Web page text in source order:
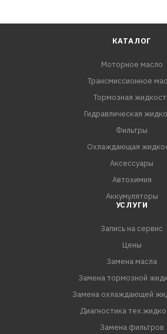
КАТАЛОГ
Моторное масло
Трансмиссионное
Тормозная
Гидравлическая
Фильтры
Охлаждающая
Аксессуары
Автохимия
Аккумуляторы
УСЛУГИ
Запись на сервис
Цены
Замена масла
Замена тормозной
Замена охлаждающей
Диагностика
Замена фильтров